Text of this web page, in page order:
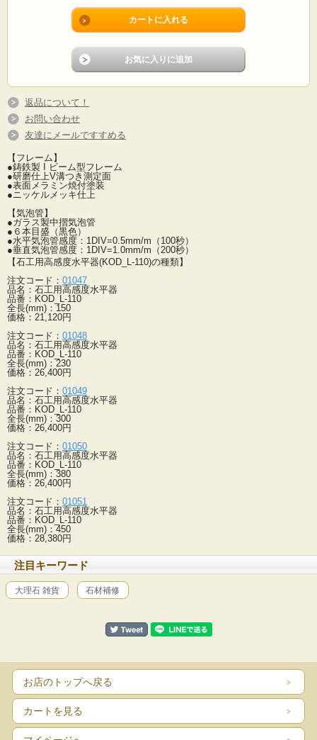
返品について！
お問い合わせ
友達にメールですすめる
【フレーム】
●鋳鉄製 I ビーム型フレーム
●研磨仕上V溝つき測定面
●表面メラミン焼付塗装
●ニッケルメッキ仕上
【気泡管】
●ガラス製中摺気泡管
●６本目盛（黒色）
●水平気泡管感度：1DIV=0.5mm/m（100秒）
●垂直気泡管感度：1DIV=1.0mm/m（200秒）
【石工用高感度水平器(KOD_L-110)の種類】
注文コード： 01047
品名：石工用高感度水平器
品番：KOD_L-110
全長(mm)：150
価格：21,120円
注文コード： 01048
品名：石工用高感度水平器
品番：KOD_L-110
全長(mm)：230
価格：26,400円
注文コード： 01049
品名：石工用高感度水平器
品番：KOD_L-110
全長(mm)：300
価格：26,400円
注文コード： 01050
品名：石工用高感度水平器
品番：KOD_L-110
全長(mm)：380
価格：26,400円
注文コード： 01051
品名：石工用高感度水平器
品番：KOD_L-110
全長(mm)：450
価格：28,380円
注目キーワード
大理石 雑貨 石材補修
お店のトップへ戻る
カートを見る